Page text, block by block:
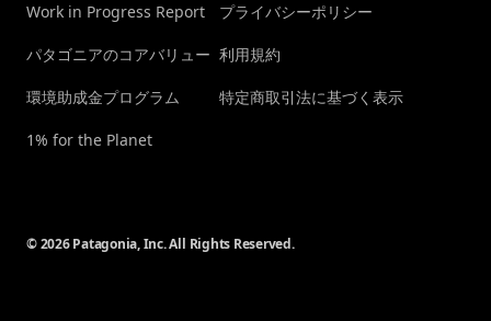
Work in Progress Report
パタゴニアのコアバリュー
環境助成金プログラム
1% for the Planet
プライバシーポリシー
利用規約
特定商取引法に基づく表示
© 2026 Patagonia, Inc. All Rights Reserved.